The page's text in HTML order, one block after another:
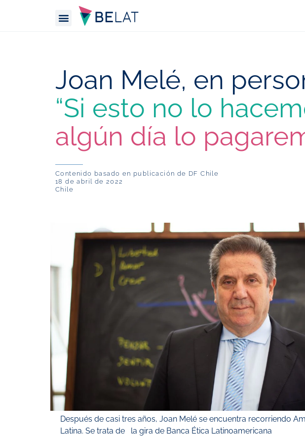
Joan Melé, en
“Si esto no lo
algún día lo
Contenido basado en publicación de DF Chile
18 de abril de 2022
Chile
Después de casi tres años, Joan Melé se encuentra recorriendo
Latina. Se trata de la gira de Banca Ética Latinoamericana